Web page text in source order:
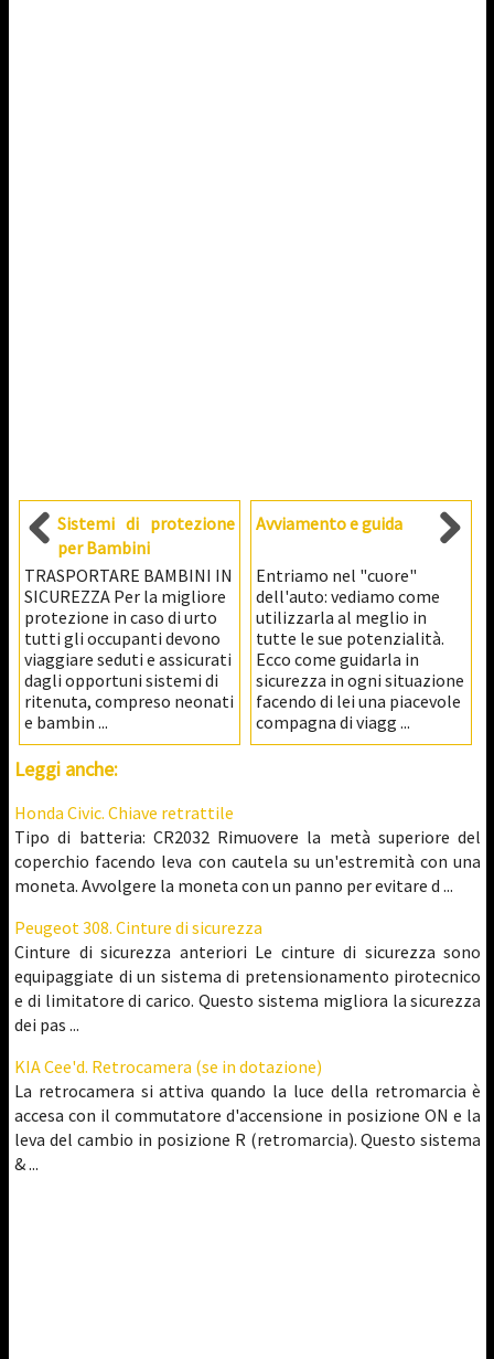
Sistemi di protezione
per Bambini
TRASPORTARE BAMBINI IN
SICUREZZA Per la migliore
protezione in caso di urto
tutti gli occupanti devono
viaggiare seduti e assicurati
dagli opportuni sistemi di
ritenuta, compreso neonati
e bambin ...
Avviamento e guida
Entriamo nel "cuore"
dell'auto: vediamo come
utilizzarla al meglio in
tutte le sue potenzialità.
Ecco come guidarla in
sicurezza in ogni situazione
facendo di lei una piacevole
compagna di viagg ...
Leggi anche:
Honda Civic. Chiave retrattile
Tipo di batteria: CR2032 Rimuovere la metà superiore del
coperchio facendo leva con cautela su un'estremità con una
moneta. Avvolgere la moneta con un panno per evitare d ...
Peugeot 308. Cinture di sicurezza
Cinture di sicurezza anteriori Le cinture di sicurezza sono
equipaggiate di un sistema di pretensionamento pirotecnico
e di limitatore di carico. Questo sistema migliora la sicurezza
dei pas ...
KIA Cee'd. Retrocamera (se in dotazione)
La retrocamera si attiva quando la luce della retromarcia è
accesa con il commutatore d'accensione in posizione ON e la
leva del cambio in posizione R (retromarcia). Questo sistema
& ...